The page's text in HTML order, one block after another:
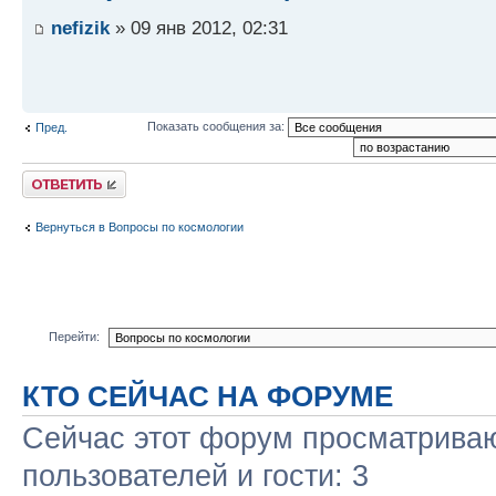
nefizik » 09 янв 2012, 02:31
Пред. Показать сообщения за:
Ответить
Вернуться в Вопросы по космологии
Перейти:
КТО СЕЙЧАС НА ФОРУМЕ
Сейчас этот форум
пользователей и гости: 3